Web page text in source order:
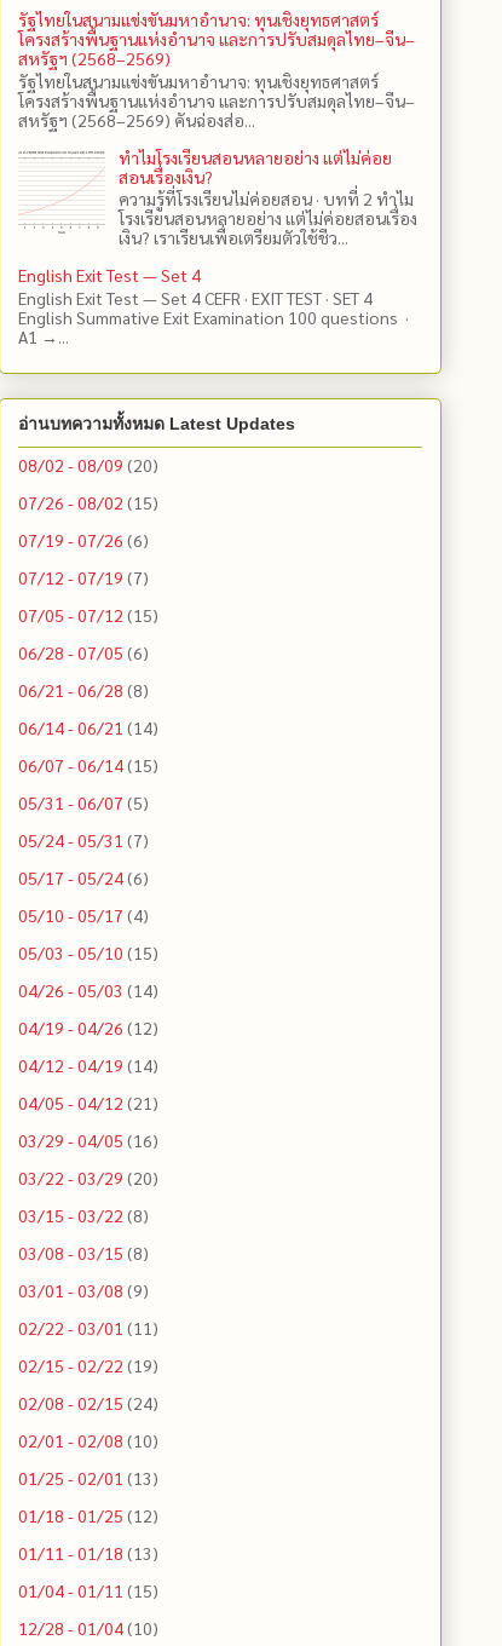
รัฐไทยในสนามแข่งขันมหาอำนาจ: ทุนเชิงยุทธศาสตร์
โครงสร้างพื้นฐานแห่งอำนาจ และการปรับสมดุลไทย–จีน–
สหรัฐฯ (2568–2569)
รัฐไทยในสนามแข่งขันมหาอำนาจ: ทุนเชิงยุทธศาสตร์
โครงสร้างพื้นฐานแห่งอำนาจ และการปรับสมดุลไทย–จีน–
สหรัฐฯ (2568–2569) คันฉ่องส่อ...
ทำไมโรงเรียนสอนหลายอย่าง แต่ไม่ค่อย
สอนเรื่องเงิน?
ความรู้ที่โรงเรียนไม่ค่อยสอน · บทที่ 2 ทำไม
โรงเรียนสอนหลายอย่าง แต่ไม่ค่อยสอนเรื่อง
เงิน? เราเรียนเพื่อเตรียมตัวใช้ชีว...
English Exit Test — Set 4
English Exit Test — Set 4 CEFR · EXIT TEST · SET 4
English Summative Exit Examination 100 questions ·
A1 →...
อ่านบทความทั้งหมด Latest Updates
08/02 - 08/09 (20)
07/26 - 08/02 (15)
07/19 - 07/26 (6)
07/12 - 07/19 (7)
07/05 - 07/12 (15)
06/28 - 07/05 (6)
06/21 - 06/28 (8)
06/14 - 06/21 (14)
06/07 - 06/14(15)
05/31 - 06/07 (5)
05/24 - 05/31 (7)
05/17 - 05/24(6)
05/10 - 05/17 (4)
05/03 - 05/10 (15)
04/26 - 05/03 (14)
04/19 - 04/26 (12)
04/12 - 04/19 (14)
04/05 - 04/12 (21)
03/29 - 04/05 (16)
03/22 - 03/29 (20)
03/15 - 03/22 (8)
03/08 - 03/15 (8)
03/01 - 03/08 (9)
02/22 - 03/01 (11)
02/15 - 02/22 (19)
02/08 - 02/15 (24)
02/01 - 02/08 (10)
01/25 - 02/01 (13)
01/18 - 01/25 (12)
01/11 - 01/18 (13)
01/04 - 01/11 (15)
12/28 - 01/04(10)